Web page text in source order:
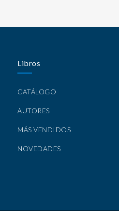
Libros
CATÁLOGO
AUTORES
MÁS VENDIDOS
NOVEDADES